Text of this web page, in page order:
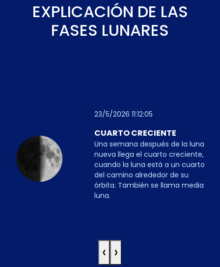
EXPLICACIÓN DE LAS
FASES LUNARES
23/5/2026 11:12:05
CUARTO CRECIENTE
Una semana después de la luna
nueva llega el cuarto creciente,
cuando la luna está a un cuarto
del camino alrededor de su
órbita. También se llama media
luna.
‹ ›